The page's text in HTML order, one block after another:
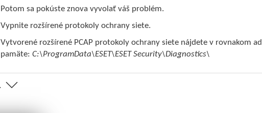
Potom sa pokúste znova vyvolať váš problém.
Vypnite rozšírené protokoly ochrany siete.
Vytvorené rozšírené PCAP protokoly ochrany siete nájdete v rovnakom
pamäte:C:\ProgramData\ESET\ESET Security\Diagnostics\